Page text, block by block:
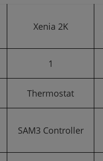
Xenia 2K
1
Thermostat
SAM3 Controller